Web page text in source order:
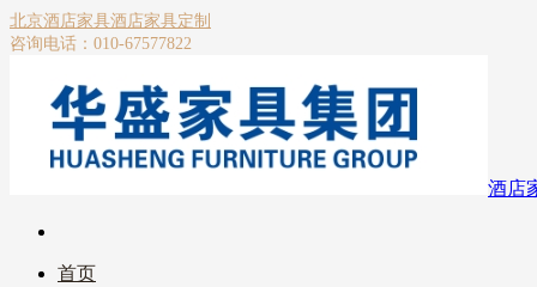
北京酒店家具酒店家具定制
咨询电话：010-67577822
酒店
首页